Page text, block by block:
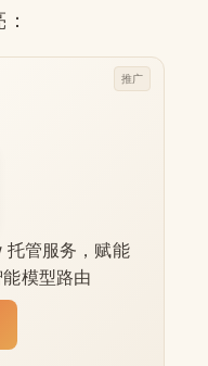
管服务，赋能
模型路由
推广